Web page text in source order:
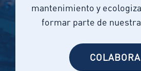
mantenimiento y
formar parte de
COLABORA